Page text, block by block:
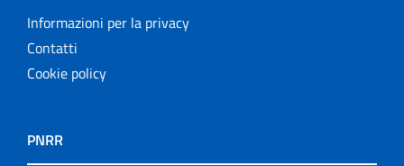
Informazioni per la privacy
Contatti
Cookie policy
PNRR